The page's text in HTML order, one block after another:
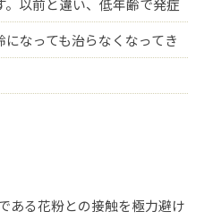
以前と違い、低年齢で発症
なっても治らなくなってき
ある花粉との接触を極力避け